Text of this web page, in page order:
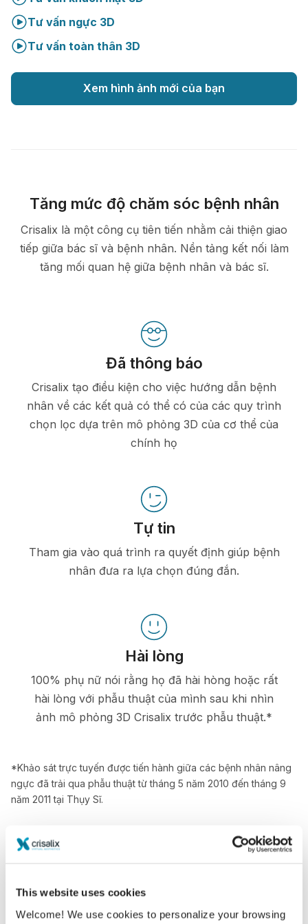
This website uses cookies
Welcome! We use cookies to personalize your browsing
Tư vấn ngực 3D
Tư vấn toàn thân 3D
Xem hình ảnh mới của bạn
Tăng mức độ chăm sóc bệnh nhân
Crisalix là một công cụ tiên tiến nhằm cải thiện giao
tiếp giữa bác sĩ và bệnh nhân. Nền tảng kết nối làm
tăng mối quan hệ giữa bệnh nhân và bác sĩ.
Đã thông báo
Crisalix tạo điều kiện cho việc hướng dẫn bệnh
nhân về các kết quả có thể có của các quy trình
chọn lọc dựa trên mô phỏng 3D của cơ thể của
chính họ
Tự tin
Tham gia vào quá trình ra quyết định giúp bệnh
nhân đưa ra lựa chọn đúng đắn.
Hài lòng
100% phụ nữ nói rằng họ đã hài hòng hoặc rất
hài lòng với phẫu thuật của mình sau khi nhìn
ảnh mô phỏng 3D Crisalix trước phẫu thuật.*
*Khảo sát trực tuyến được tiến hành giữa các bệnh nhân nâng
ngực đã trải qua phẫu thuật từ tháng 5 năm 2010 đến tháng 9
năm 2011 tại Thụy Sĩ.